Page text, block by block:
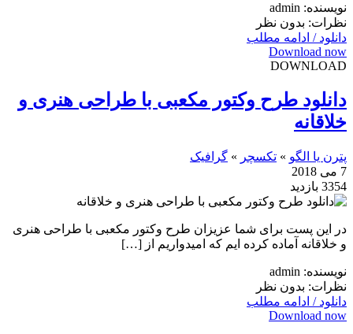
نویسنده: admin
نظرات: بدون نظر
دانلود / ادامه مطلب
Download now
DOWNLOAD
دانلود طرح وکتور مکعبی با طراحی هنری و
خلاقانه
پترن یا الگو » تکسچر » گرافیک
7 می 2018
3354 بازدید
در این پست برای شما عزیزان طرح وکتور مکعبی با طراحی هنری
و خلاقانه آماده کرده ایم که امیدواریم از […]
نویسنده: admin
نظرات: بدون نظر
دانلود / ادامه مطلب
Download now